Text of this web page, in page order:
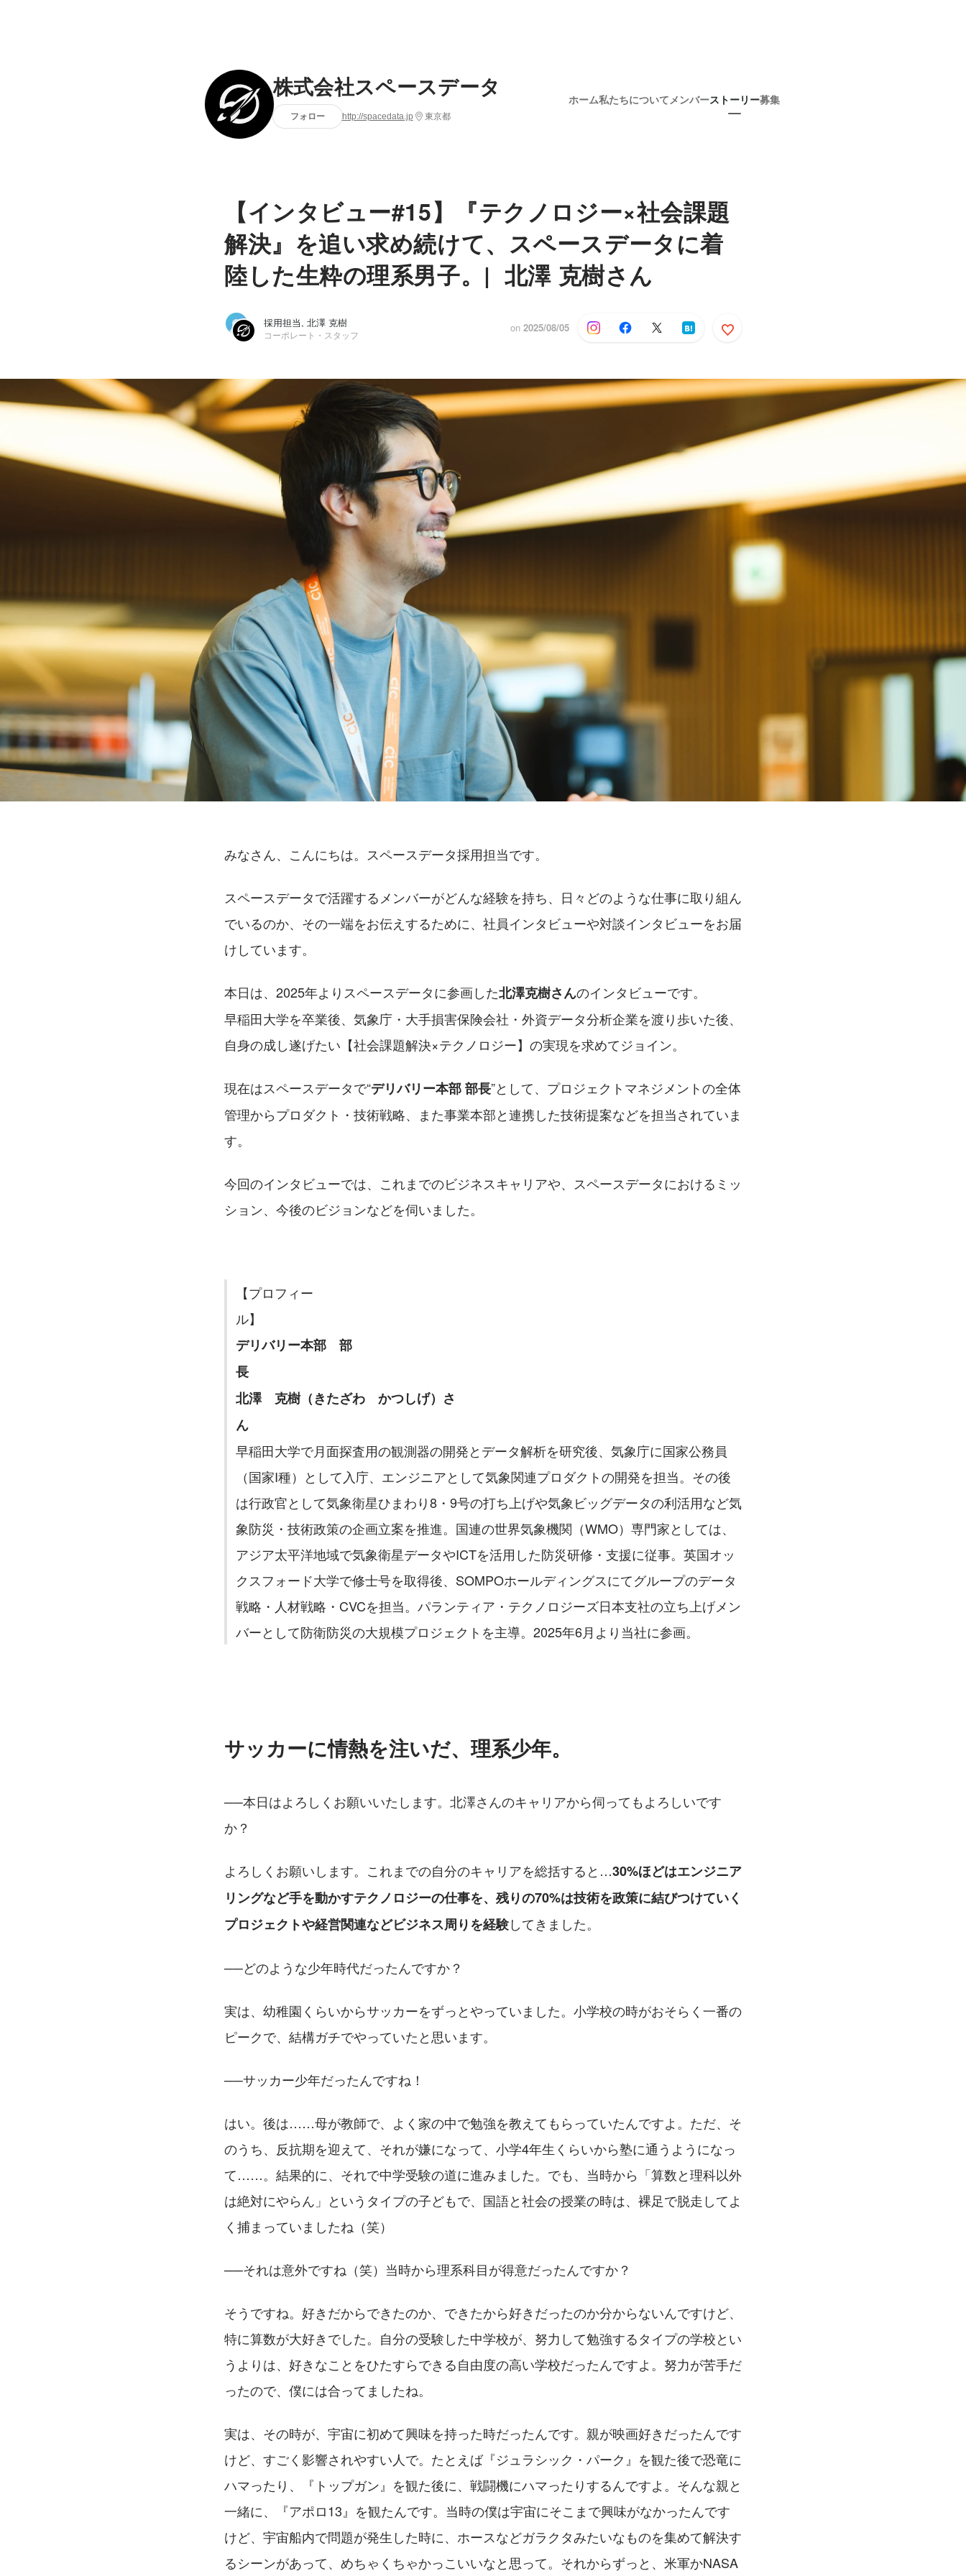
株式会社スペースデータ
フォロー http://spacedata.jp 東京都
ホーム私たちについて メンバーストーリー募集
【インタビュー#15】『テクノロジー×社会課題
解決』を追い求め続けて、スペースデータに着
陸した生粋の理系男子。| 北澤 克樹さん
採用担当, 北澤 克樹
コーポレート・スタッフ
on 2025/08/05
みなさん、こんにちは。スペースデータ採用担当です。
スペースデータで活躍するメンバーがどんな経験を持ち、日々どのような仕事に取り組ん
でいるのか、その一端をお伝えするために、社員インタビューや対談インタビューをお届
けしています。
本日は、2025年よりスペースデータに参画した北澤克樹さんのインタビューです。
早稲田大学を卒業後、気象庁・大手損害保険会社・外資データ分析企業を渡り歩いた後、
自身の成し遂げたい【社会課題解決×テクノロジー】の実現を求めてジョイン。
現在はスペースデータで“デリバリー本部 部長”として、プロジェクトマネジメントの全体
管理からプロダクト・技術戦略、また事業本部と連携した技術提案などを担当されていま
す。
今回のインタビューでは、これまでのビジネスキャリアや、スペースデータにおけるミッ
ション、今後のビジョンなどを伺いました。
【プロフィー
デリバリー本部　部
北澤　克樹（きたざわ　かつしげ）さ
ん
早稲田大学で月面探査用の観測器の開発とデータ解析を研究後、気象庁に国家公務員
（国家I種）として入庁、エンジニアとして気象関連プロダクトの開発を担当。その後
は行政官として気象衛星ひまわり8・9号の打ち上げや気象ビッグデータの利活用など気
象防災・技術政策の企画立案を推進。国連の世界気象機関（WMO）専門家としては、
アジア太平洋地域で気象衛星データやICTを活用した防災研修・支援に従事。英国オッ
クスフォード大学で修士号を取得後、SOMPOホールディングスにてグループのデータ
戦略・人材戦略・CVCを担当。パランティア・テクノロジーズ日本支社の立ち上げメン
バーとして防衛防災の大規模プロジェクトを主導。2025年6月より当社に参画。
サッカーに情熱を注いだ、理系少年。
──本日はよろしくお願いいたします。北澤さんのキャリアから伺ってもよろしいです
か？
よろしくお願いします。これまでの自分のキャリアを総括すると…30%ほどはエンジニア
リングなど手を動かすテクノロジーの仕事を、残りの70%は技術を政策に結びつけていく
プロジェクトや経営関連などビジネス周りを経験してきました。
──どのような少年時代だったんですか？
実は、幼稚園くらいからサッカーをずっとやっていました。小学校の時がおそらく一番の
ピークで、結構ガチでやっていたと思います。
──サッカー少年だったんですね！
はい。後は……母が教師で、よく家の中で勉強を教えてもらっていたんですよ。ただ、そ
のうち、反抗期を迎えて、それが嫌になって、小学4年生くらいから塾に通うようになっ
て……。結果的に、それで中学受験の道に進みました。でも、当時から「算数と理科以外
は絶対にやらん」というタイプの子どもで、国語と社会の授業の時は、裸足で脱走してよ
く捕まっていましたね（笑）
──それは意外ですね（笑）当時から理系科目が得意だったんですか？
そうですね。好きだからできたのか、できたから好きだったのか分からないんですけど、
特に算数が大好きでした。自分の受験した中学校が、努力して勉強するタイプの学校とい
うよりは、好きなことをひたすらできる自由度の高い学校だったんですよ。努力が苦手だ
ったので、僕には合ってましたね。
実は、その時が、宇宙に初めて興味を持った時だったんです。親が映画好きだったんです
けど、すごく影響されやすい人で。たとえば『ジュラシック・パーク』を観た後で恐竜に
ハマったり、『トップガン』を観た後に、戦闘機にハマったりするんですよ。そんな親と
一緒に、『アポロ13』を観たんです。当時の僕は宇宙にそこまで興味がなかったんです
けど、宇宙船内で問題が発生した時に、ホースなどガラクタみたいなものを集めて解決す
るシーンがあって、めちゃくちゃかっこいいなと思って。それからずっと、米軍かNASA